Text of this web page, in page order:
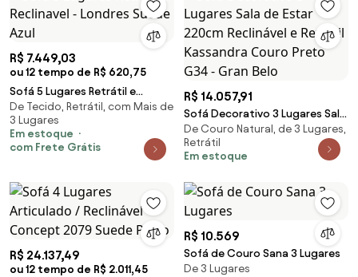
R$ 7.449,03
ou 12 tempo de R$ 620,75
Sofá 5 Lugares Retrátil e
Reclinavel - Londres Suede Azul
De Tecido, Retrátil, com Mais de
3 Lugares
Em estoque
com Frete Grátis
R$ 14.057,91
Sofá Decorativo 3 Lugares Sala
de Estar 220cm Reclinável e
Retrátil Kassandra Couro Preto
G34 - Gran Belo
De Couro Natural, de 3 Lugares,
Retrátil
Em estoque
R$ 24.137,49
ou 12 tempo de R$ 2.011,45
R$ 10.569
Sofá de Couro Sana 3 Lugares
De 3 Lugares